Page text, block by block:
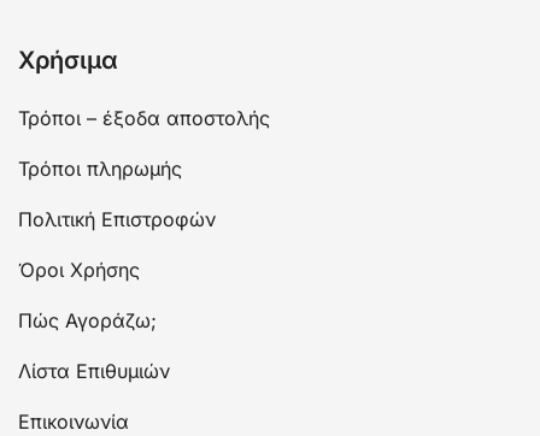
Χρήσιμα
Τρόποι – έξοδα αποστολής
Τρόποι πληρωμής
Πολιτική Επιστροφών
Όροι Χρήσης
Πώς Αγοράζω;
Λίστα Επιθυμιών
Επικοινωνία